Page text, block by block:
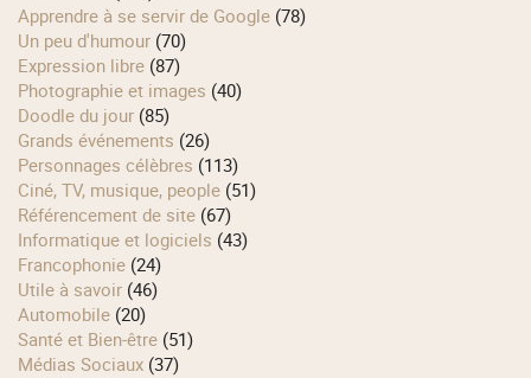
Apprendre à se servir de Google (78)
Un peu d'humour (70)
Expression libre (87)
Photographie et images (40)
Doodle du jour (85)
Grands événements (26)
Personnages célèbres (113)
Ciné, TV, musique, people (51)
Référencement de site (67)
Informatique et logiciels (43)
Francophonie (24)
Utile à savoir (46)
Automobile (20)
Santé et Bien-être (51)
Médias Sociaux (37)